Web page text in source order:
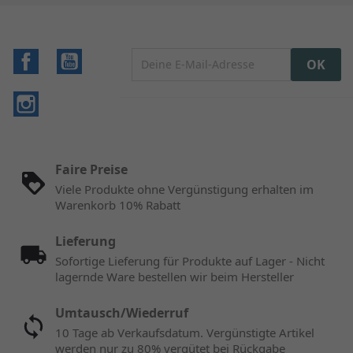
Facebook
Faire Preise
Viele Produkte ohne Vergünstigung erhalten im
Warenkorb 10% Rabatt
Lieferung
Sofortige Lieferung für Produkte auf Lager - Nicht
lagernde Ware bestellen wir beim Hersteller
Umtausch/Wiederruf
10 Tage ab Verkaufsdatum. Vergünstigte Artikel
werden nur zu 80% vergütet bei Rückgabe